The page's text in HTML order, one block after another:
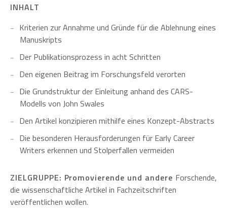
INHALT
Kriterien zur Annahme und Gründe für die Ablehnung eines
Manuskripts
Der Publikationsprozess in acht Schritten
Den eigenen Beitrag im Forschungsfeld verorten
Die Grundstruktur der Einleitung anhand des CARS-
Modells von John Swales
Den Artikel konzipieren mithilfe eines Konzept-Abstracts
Die besonderen Herausforderungen für Early Career
Writers erkennen und Stolperfallen vermeiden
ZIELGRUPPE: Promovierende und andere Forschende,
die wissenschaftliche Artikel in Fachzeitschriften
veröffentlichen wollen.